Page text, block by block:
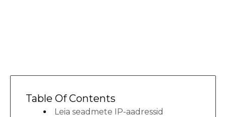
Table Of Contents
Leia seadmete IP-aadressid